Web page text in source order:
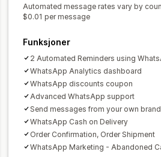
Automated message rates vary by
$0.01 per message
Funksjoner
2 Automated Reminders using
WhatsApp Analytics dashboard
WhatsApp discounts coupon
Advanced WhatsApp support
Send messages from your own
WhatsApp Cash on Delivery
Order Confirmation, Order Shipment
WhatsApp Marketing - Abandoned